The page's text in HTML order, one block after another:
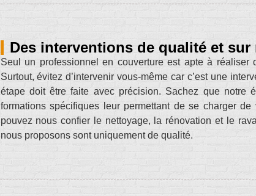
Des interventions de qualité et sur
Seul un professionnel en couverture est apte à réaliser
Surtout, évitez d’intervenir vous-même car c’est une
étape doit être faite avec précision. Sachez que notre
formations spécifiques leur permettant de se charger
pouvez nous confier le nettoyage, la rénovation et le
nous proposons sont uniquement de qualité.